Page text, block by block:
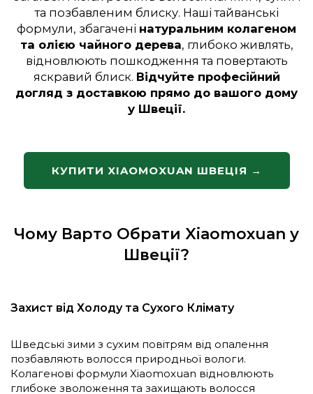
та позбавленим блиску. Наші тайванські
формули, збагачені натуральним колагеном
та олією чайного дерева, глибоко живлять,
відновлюють пошкодження та повертають
яскравий блиск. Відчуйте професійний
догляд з доставкою прямо до вашого дому
у Швеції.
КУПИТИ XIAOMOXUAN ШВЕЦІЯ →
Чому Варто Обрати Xiaomoxuan у
Швеції?
Захист від Холоду та Сухого Клімату
Шведські зими з сухим повітрям від опалення
позбавляють волосся природньої вологи.
Колагенові формули Xiaomoxuan відновлюють
глибоке зволоження та захищають волосся